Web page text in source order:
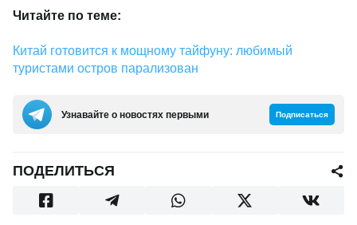
Читайте по теме:
Китай готовится к мощному тайфуну: любимый
туристами остров парализован
Узнавайте о новостях первыми Подписаться
ПОДЕЛИТЬСЯ